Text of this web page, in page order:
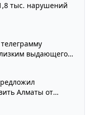
тыс. нарушений
выдающегося
Алматы от